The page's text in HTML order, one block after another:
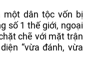
một dân tộc vốn bị
số 1 thế giới, ngoại
chẽ với mặt trận
“vừa đánh, vừa